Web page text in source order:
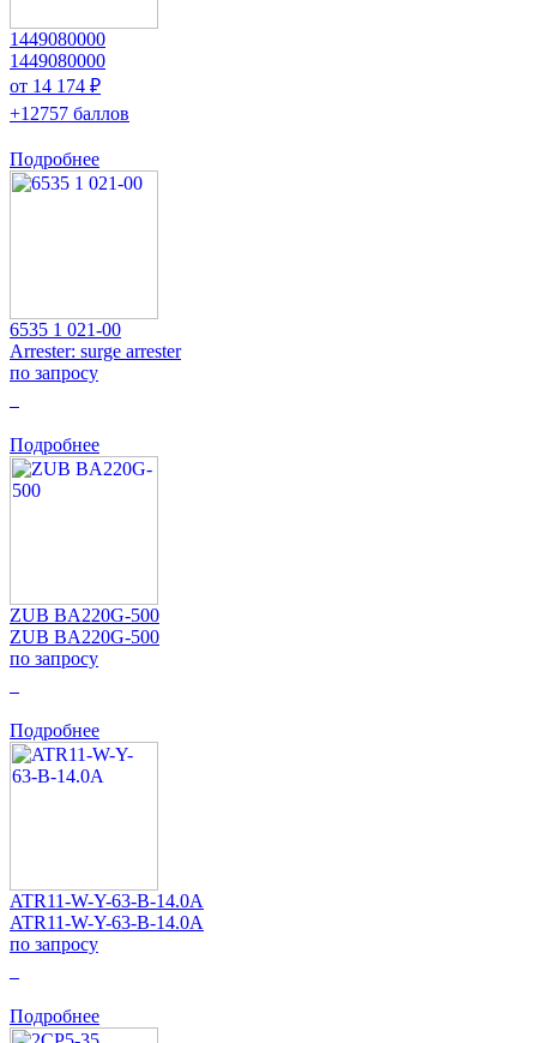
1449080000
1449080000
от 14 174 ₽
+12757 баллов
Подробнее
6535 1 021-00
Arrester: surge arrester
по запросу
Подробнее
ZUB BA220G-500
ZUB BA220G-500
по запросу
Подробнее
ATR11-W-Y-63-B-14.0A
ATR11-W-Y-63-B-14.0A
по запросу
Подробнее